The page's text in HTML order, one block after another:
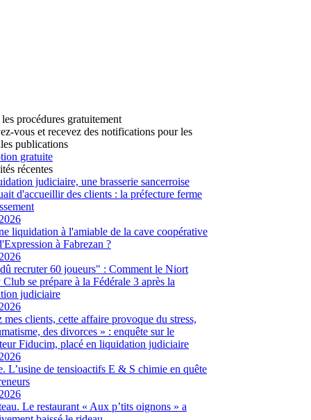
procédures gratuitement
vous et recevez des notifications pour les
publications
gratuite
récentes
judiciaire, une brasserie sancerroise
d'accueillir des clients : la préfecture ferme
liquidation à l'amiable de la cave coopérative
à Fabrezan ?
recruter 60 joueurs" : Comment le Niort
se prépare à la Fédérale 3 après la
judiciaire
mes clients, cette affaire provoque du stress,
des divorces » : enquête sur le
Fiducim, placé en liquidation judiciaire
L’usine de tensioactifs E & S chimie en quête
Le restaurant « Aux p’tits oignons » a